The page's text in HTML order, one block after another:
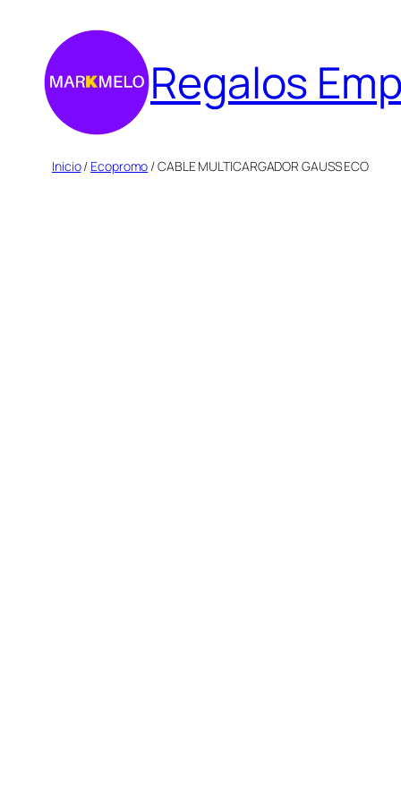
contenido
Regalos
Inicio/ Ecopromo / CABLE MULTICARGADOR GAUSS ECO